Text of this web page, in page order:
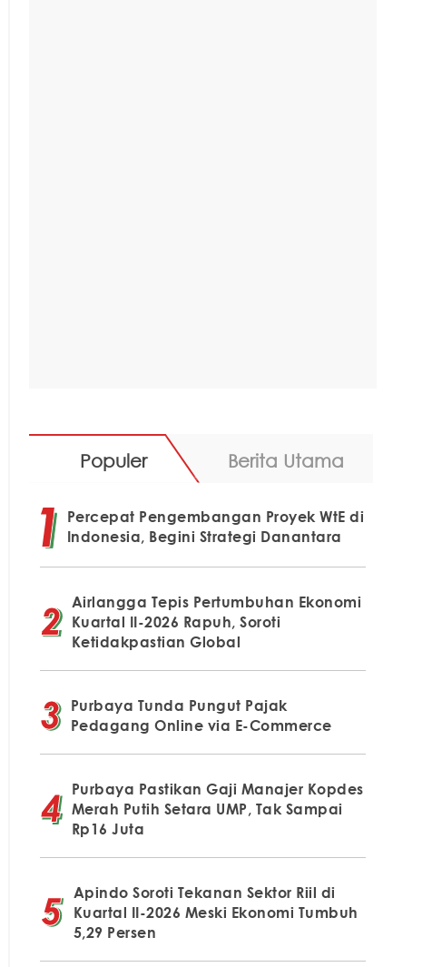
Populer Berita Utama
Percepat Pengembangan Proyek WtE di
Indonesia, Begini Strategi Danantara
Airlangga Tepis Pertumbuhan Ekonomi
Kuartal II-2026 Rapuh, Soroti
Ketidakpastian Global
Purbaya Tunda Pungut Pajak
Pedagang Online via E-Commerce
Purbaya Pastikan Gaji Manajer Kopdes
Merah Putih Setara UMP, Tak Sampai
Rp16 Juta
Apindo Soroti Tekanan Sektor Riil di
Kuartal II-2026 Meski Ekonomi Tumbuh
5,29 Persen